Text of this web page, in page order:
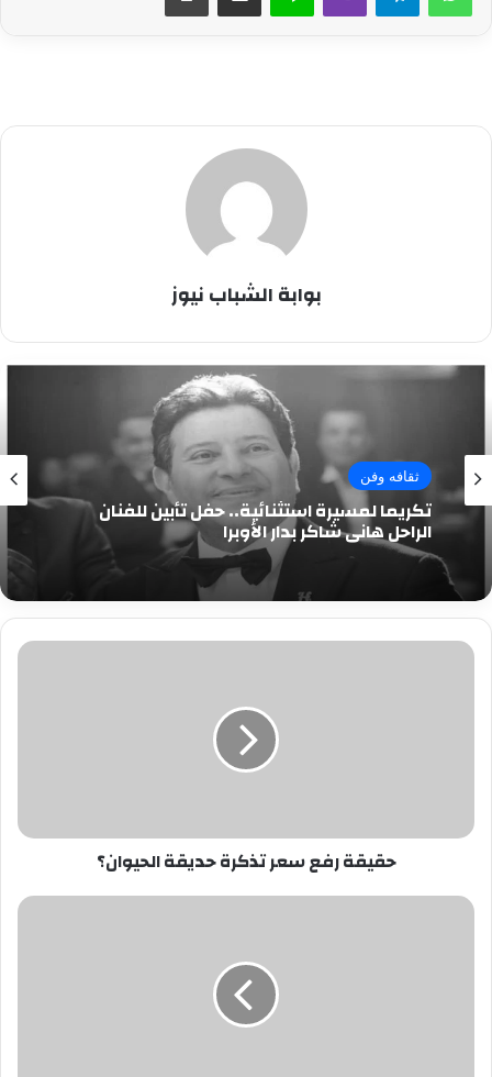
بوابة الشباب نيوز
ثقافه وفن
تكريما لمسيرة استثنائية.. حفل تأبين للفنان
الراحل هاني شاكر بدار الأوبرا
حقيقة
حقيقة رفع سعر تذكرة حديقة الحيوان؟
الداخلية